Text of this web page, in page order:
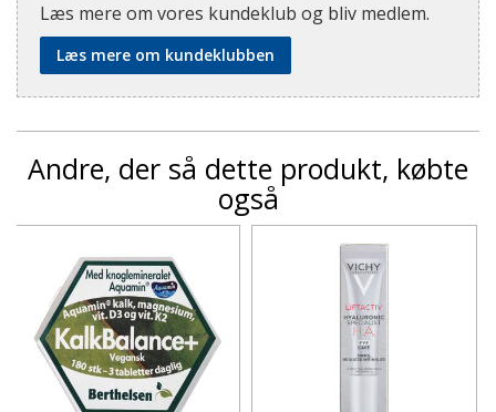
Læs mere om vores kundeklub og bliv medlem.
Læs mere om kundeklubben
Andre, der så dette produkt, købte
også